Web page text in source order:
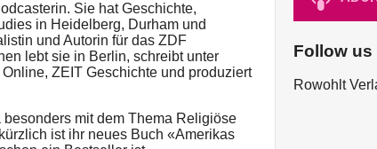
Sie hat Geschichte,
in Heidelberg, Durham und
und Autorin für das ZDF
lebt sie in Berlin, schreibt unter
ZEIT Geschichte und produziert
besonders mit dem Thema Religiöse
ist ihr neues Buch «Amerikas
Follow us
Rowohlt